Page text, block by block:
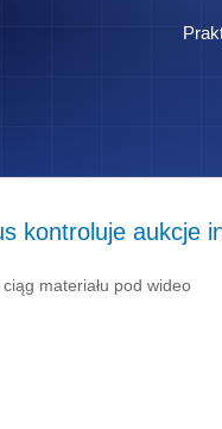
kontroluje aukcje
ciąg materiału pod wideo